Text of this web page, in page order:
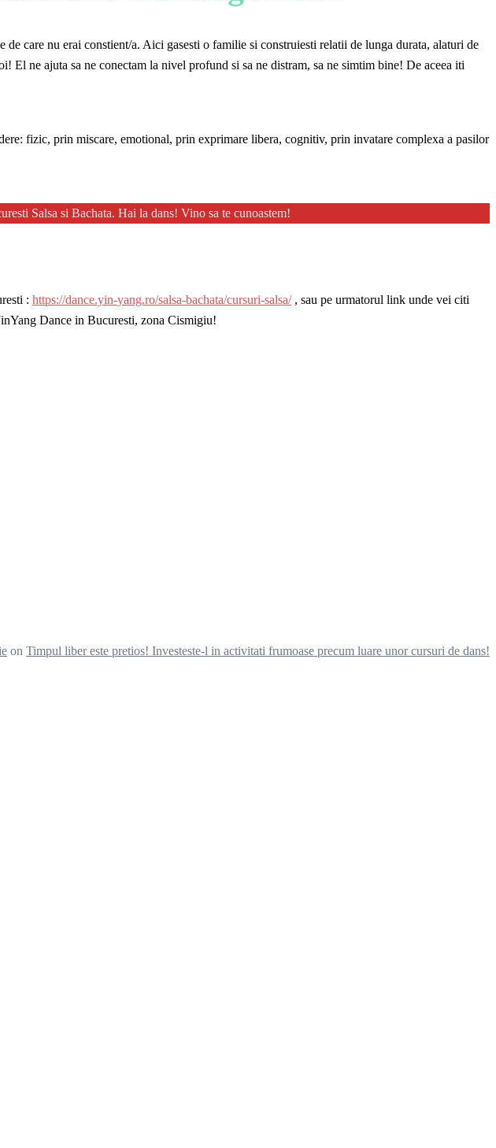
care nu erai constient/a. Aici gasesti o familie si construiesti relatii de lunga durata, alaturi de
El ne ajuta sa ne conectam la nivel profund si sa ne distram, sa ne simtim bine! De aceea iti
fizic, prin miscare, emotional, prin exprimare libera, cognitiv, prin invatare complexa a pasilor
Salsa si Bachata. Hai la dans! Vino sa te cunoastem!
: https://dance.yin-yang.ro/salsa-bachata/cursuri-salsa/, sau pe urmatorul link unde vei citi
Dance in Bucuresti, zona Cismigiu!
on Timpul liber este pretios! Investeste-l in activitati frumoase precum luare unor cursuri de dans!